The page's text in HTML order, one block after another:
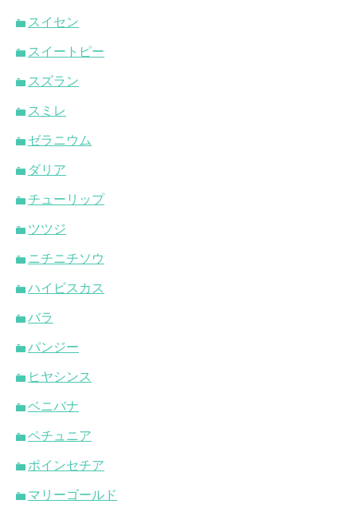
スイセン
スイートピー
スズラン
スミレ
ゼラニウム
ダリア
チューリップ
ツツジ
ニチニチソウ
ハイビスカス
バラ
パンジー
ヒヤシンス
ベニバナ
ペチュニア
ポインセチア
マリーゴールド